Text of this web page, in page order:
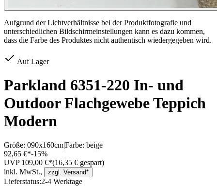
Aufgrund der Lichtverhältnisse bei der Produktfotografie und
unterschiedlichen Bildschirmeinstellungen kann es dazu kommen,
dass die Farbe des Produktes nicht authentisch wiedergegeben wird.
Auf Lager
Parkland 6351-220 In- und
Outdoor Flachgewebe Teppich
Modern
Größe: 090x160cm|Farbe: beige
92,65 €*-15%
UVP 109,00 €*(16,35 € gespart)
inkl. MwSt.,
zzgl. Versand*
Lieferstatus:2-4 Werktage